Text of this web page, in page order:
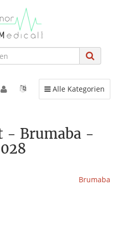
Toggle navigation
Alle Kategorien
- Brumaba -
Brumaba